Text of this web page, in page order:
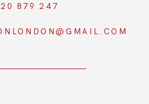
879 247